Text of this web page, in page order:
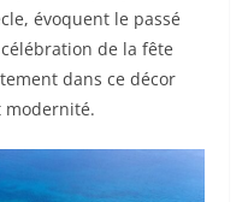
évoquent le passé
de la fête
dans ce décor